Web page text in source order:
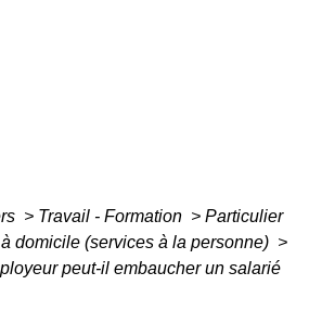
> Travail - Formation > Particulier
domicile (services à la personne) >
peut-il embaucher un salarié